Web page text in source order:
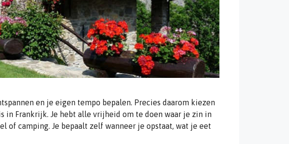
en je eigen tempo bepalen. Precies daarom kiezen
in Frankrijk. Je hebt alle vrijheid om te doen waar je zin in
of camping. Je bepaalt zelf wanneer je opstaat, wat je eet